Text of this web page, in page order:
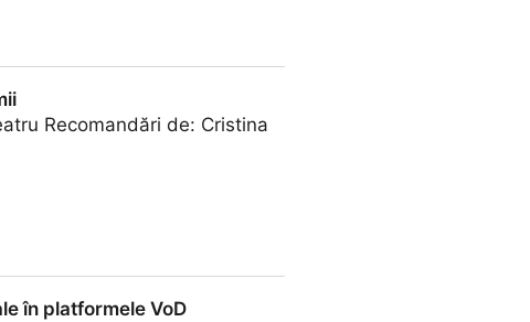
Recomandări de: Cristina
în platformele VoD